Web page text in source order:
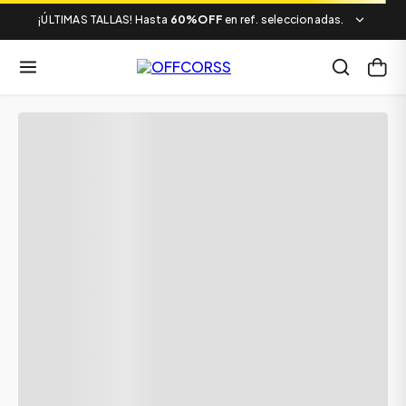
¡ÚLTIMAS TALLAS! Hasta 60%OFF en ref. seleccionadas.